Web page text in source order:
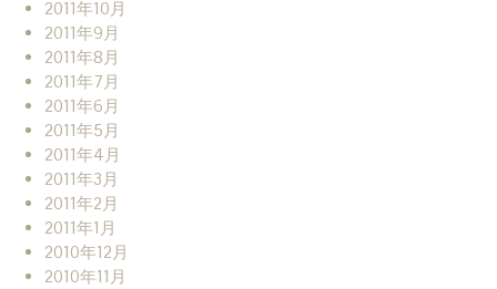
2011年10月
2011年9月
2011年8月
2011年7月
2011年6月
2011年5月
2011年4月
2011年3月
2011年2月
2011年1月
2010年12月
2010年11月